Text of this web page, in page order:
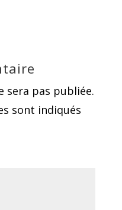
sera pas publiée.
sont indiqués